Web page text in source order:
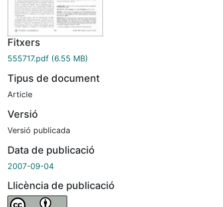
Fitxers
555717.pdf (6.55 MB)
Tipus de document
Article
Versió
Versió publicada
Data de publicació
2007-09-04
Llicència de publicació